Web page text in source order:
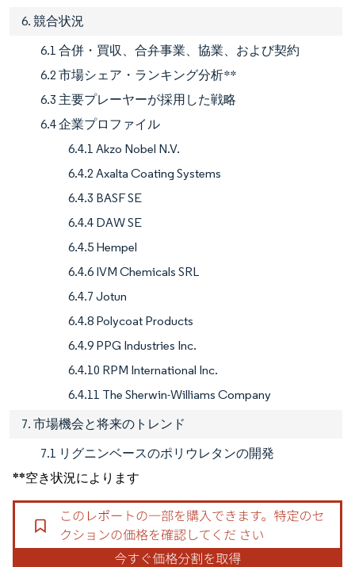
6. 競合状況
6.1 合併・買収、合弁事業、協業、および契約
6.2 市場シェア・ランキング分析**
6.3 主要プレーヤーが採用した戦略
6.4 企業プロファイル
6.4.1 Akzo Nobel N.V.
6.4.2 Axalta Coating Systems
6.4.3 BASF SE
6.4.4 DAW SE
6.4.5 Hempel
6.4.6 IVM Chemicals SRL
6.4.7 Jotun
6.4.8 Polycoat Products
6.4.9 PPG Industries Inc.
6.4.10 RPM International Inc.
6.4.11 The Sherwin-Williams Company
7. 市場機会と将来のトレンド
7.1 リグニンベースのポリウレタンの開発
**空き状況によります